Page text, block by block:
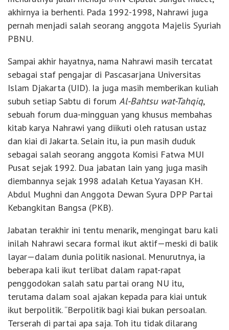
akhirnya ia berhenti. Pada 1992-1998, Nahrawi juga
pernah menjadi salah seorang anggota Majelis Syuriah
PBNU.
Sampai akhir hayatnya, nama Nahrawi masih tercatat
sebagai staf pengajar di Pascasarjana Universitas
Islam Djakarta (UID). Ia juga masih memberikan kuliah
subuh setiap Sabtu di forum Al-Bahtsu wat-Tahqiq,
sebuah forum dua-mingguan yang khusus membahas
kitab karya Nahrawi yang diikuti oleh ratusan ustaz
dan kiai di Jakarta. Selain itu, ia pun masih duduk
sebagai salah seorang anggota Komisi Fatwa MUI
Pusat sejak 1992. Dua jabatan lain yang juga masih
diembannya sejak 1998 adalah Ketua Yayasan KH.
Abdul Mughni dan Anggota Dewan Syura DPP Partai
Kebangkitan Bangsa (PKB).
Jabatan terakhir ini tentu menarik, mengingat baru kali
inilah Nahrawi secara formal ikut aktif—meski di balik
layar—dalam dunia politik nasional. Menurutnya, ia
beberapa kali ikut terlibat dalam rapat-rapat
penggodokan salah satu partai orang NU itu,
terutama dalam soal ajakan kepada para kiai untuk
ikut berpolitik. “Berpolitik bagi kiai bukan persoalan.
Terserah di partai apa saja. Toh itu tidak dilarang